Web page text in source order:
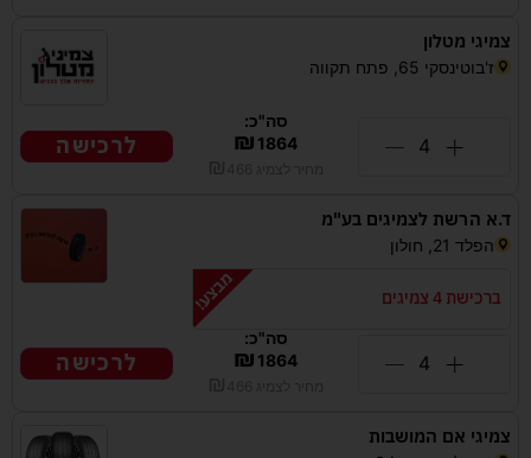
צמיגי מטלון
ז'בוטינסקי 65, פתח תקווה
סה"כ:
₪ 1864 לרכישה
ד.א הרשת לצמיגים בע"מ
הפלד 21, חולון
ברכישת 4 צמיגים
סה"כ:
₪ 1864 לרכישה
צמיגי אם המושבות